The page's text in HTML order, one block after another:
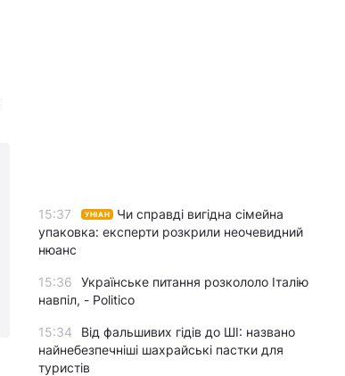
Суп із плавленими
сирками обожнюють
коли в холодильнику порожньо
15:37 УНІАН
Чи справді вигідна сімейна
упаковка: експерти розкрили неочевидний
нюанс
15:36
Українське питання розкололо Італію
навпіл, - Politico
15:34
Від фальшивих гідів до ШІ: названо
найнебезпечніші шахрайські пастки для
туристів